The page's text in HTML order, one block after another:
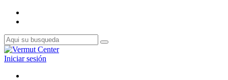
Iniciar sesión